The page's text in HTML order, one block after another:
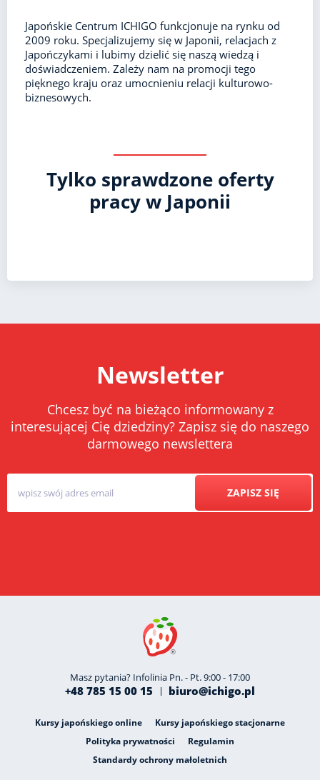
Japońskie Centrum ICHIGO funkcjonuje na rynku od
2009 roku. Specjalizujemy się w Japonii, relacjach z
Japończykami i lubimy dzielić się naszą wiedzą i
doświadczeniem. Zależy nam na promocji tego
pięknego kraju oraz umocnieniu relacji kulturowo-
biznesowych.
Tylko sprawdzone oferty
pracy w Japonii
Newsletter
Chcesz być na bieżąco informowany z
interesującej Cię dziedziny? Zapisz się do naszego
darmowego newslettera
ZAPISZ SIĘ
Masz pytania? Infolinia Pn. - Pt. 9:00 - 17:00
+48 785 15 00 15 biuro@ichigo.pl
Kursy japońskiego online
Kursy japońskiego stacjonarne
Polityka prywatności
Regulamin
Standardy ochrony małoletnich